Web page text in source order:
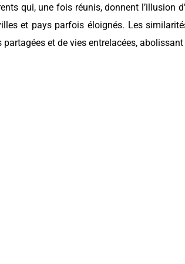
qui, une fois réunis, donnent l’illusion
et pays parfois éloignés. Les
et de vies entrelacées,